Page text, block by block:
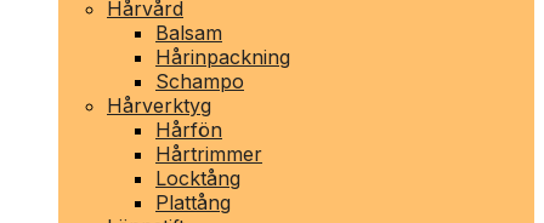
Hårvård
Balsam
Hårinpackning
Schampo
Hårverktyg
Hårfön
Hårtrimmer
Locktång
Plattång